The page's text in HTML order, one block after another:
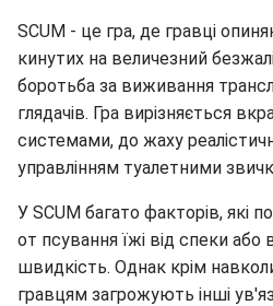
SCUM - це гра, де гравці
кинутих на величезний
боротьба за виживання
глядачів. Гра вирізняється
системами, до жаху
управлінням туалетними
У SCUM багато факторів, які
от псування їжі від спеки
швидкість. Однак крім
гравцям загрожують інші